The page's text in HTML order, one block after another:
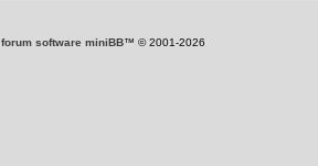
forum software miniBB™ © 2001-2026